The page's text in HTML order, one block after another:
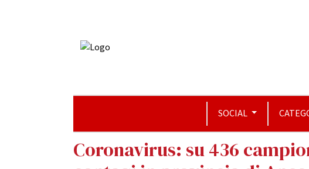
SOCIAL
Coronavirus: su 436